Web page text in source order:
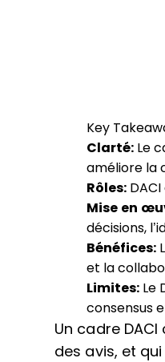
Key
Clarté: Le
améliore la
Rôles:
Mise en
décisions,
Bénéfices:
et la
Limites: Le
consensus
Un cadre
des avis, et